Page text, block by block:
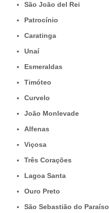
São João del Rei
Patrocínio
Caratinga
Unaí
Esmeraldas
Timóteo
Curvelo
João Monlevade
Alfenas
Viçosa
Três Corações
Lagoa Santa
Ouro Preto
São Sebastião do Paraíso